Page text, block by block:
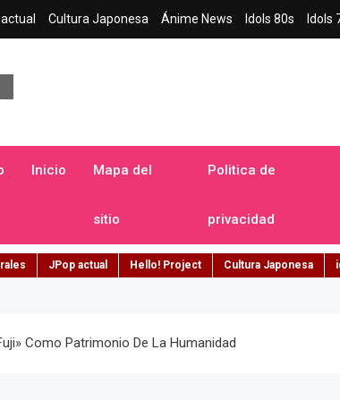
Cultura Japonesa Ánime News Idols 80s Idols
Inicio Mapa del
sitio
Politica de
privacidad
JPop actual Hello! Project Cultura Japonesa
Como Patrimonio De La Humanidad